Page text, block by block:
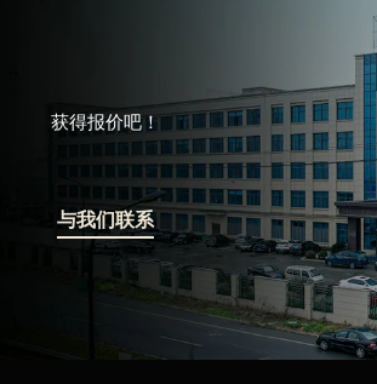
获得报价吧！
与我们联系